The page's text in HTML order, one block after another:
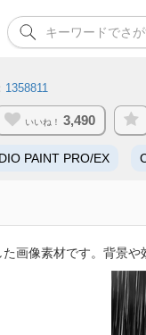
1358811
いいね！ 3,490
PAINT PRO/EX
画像素材です。背景や